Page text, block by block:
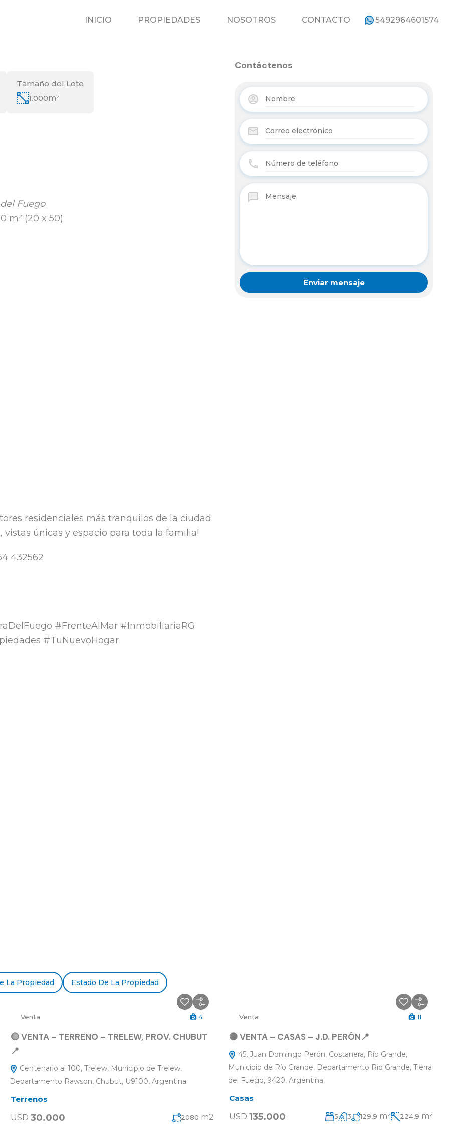
INICIO PROPIEDADES NOSOTROS CONTACTO
INICIO PROPIEDADES NOSOTROS CONTACTO 5492964601574
Tamaño del Lote
1.000m²
Fuego
m² (20 x 50)
residenciales más tranquilos de la ciudad.
únicas y espacio para toda la familia!
432562
#FrenteAlMar #InmobiliariaRG
#TuNuevoHogar
Contáctenos
La Propiedad Estado De La Propiedad
Venta 4
🔴 VENTA – TERRENO – TRELEW, PROV. CHUBUT
📍
Centenario al 100, Trelew, Municipio de Trelew,
Departamento Rawson, Chubut, U9100, Argentina
Terrenos
USD 30.000 2080 m2
Venta 11
🔴 VENTA – CASAS – J.D. PERÓN📍
45, Juan Domingo Perón, Costanera, Río Grande,
Municipio de Río Grande, Departamento Río Grande, Tierra
del Fuego, 9420, Argentina
Casas
USD 135.000 5 3 129,9 m² 224,9 m²